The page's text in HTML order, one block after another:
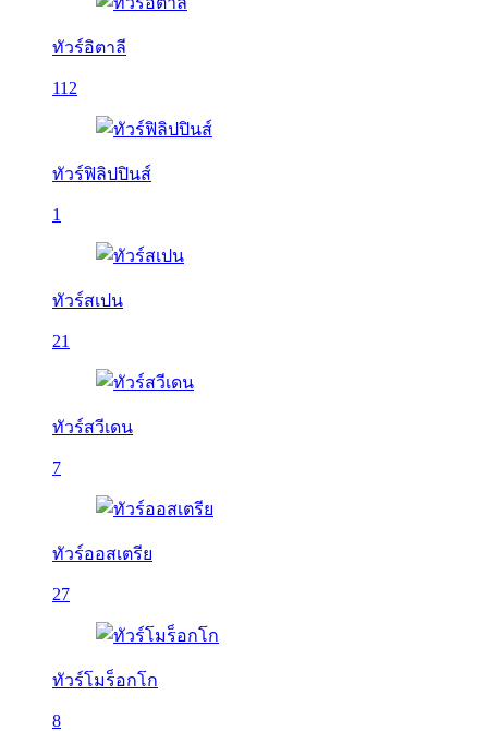
ทัวร์อิตาลี
112
ทัวร์ฟิลิปปินส์
1
ทัวร์สเปน
21
ทัวร์สวีเดน
7
ทัวร์ออสเตรีย
27
ทัวร์โมร็อกโก
8